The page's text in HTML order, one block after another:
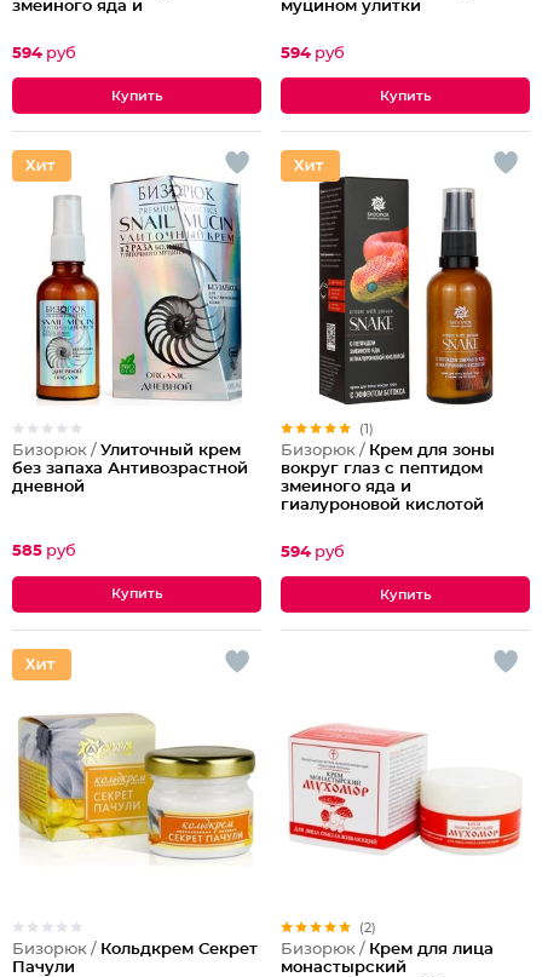
змеиного яда и
594 руб
муцином улитки
594 руб
Бизорюк / Улиточный крем
без запаха Антивозрастной
дневной
585 руб
(1)
Бизорюк / Крем для зоны
вокруг глаз с пептидом
змеиного яда и
гиалуроновой кислотой
594 руб
Бизорюк / Кольдкрем Секрет
Пачули
(2)
Бизорюк / Крем для лица
монастырский